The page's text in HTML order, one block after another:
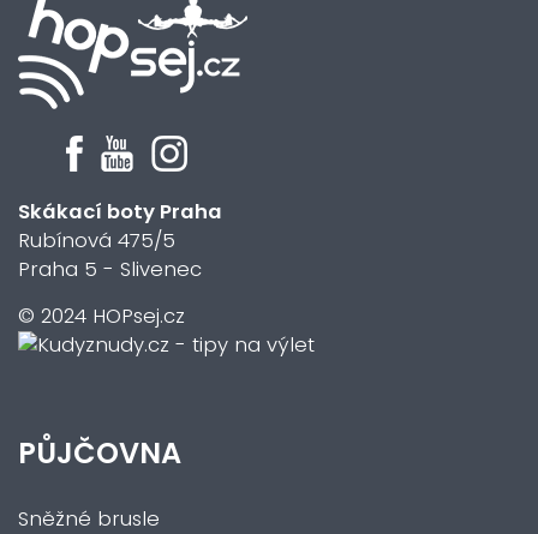
Skákací boty Praha
Rubínová 475/5
Praha 5 - Slivenec
© 2024 HOPsej.cz
PŮJČOVNA
Sněžné brusle